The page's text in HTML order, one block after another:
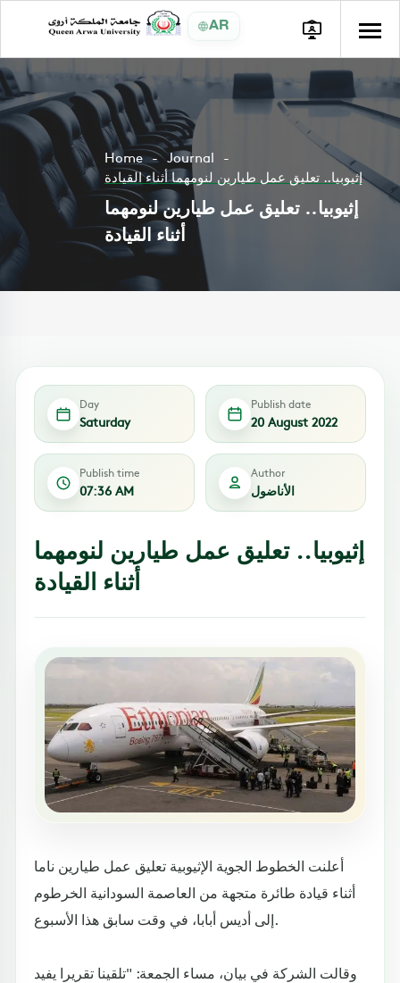
AR
Home
Journal
إثيوبيا.. تعليق عمل طيارين لنومهما أثناء القيادة
إثيوبيا.. تعليق عمل طيارين لنومهما
أثناء القيادة
Day
Saturday
Publish date
20 August 2022
Publish time
07:36 AM
Author
الأناضول
إثيوبيا.. تعليق عمل طيارين لنومهما
أثناء القيادة
أعلنت الخطوط الجوية الإثيوبية تعليق عمل طيارين ناما
أثناء قيادة طائرة متجهة من العاصمة السودانية الخرطوم
إلى أديس أبابا، في وقت سابق هذا الأسبوع.
وقالت الشركة في بيان، مساء الجمعة: "تلقينا تقريرا يفيد